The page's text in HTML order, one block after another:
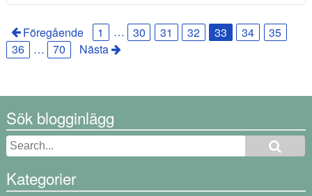
Föregående 1 … 30 31 32 33 34
35
36
… 70 Nästa
Sök blogginlägg
Kategorier